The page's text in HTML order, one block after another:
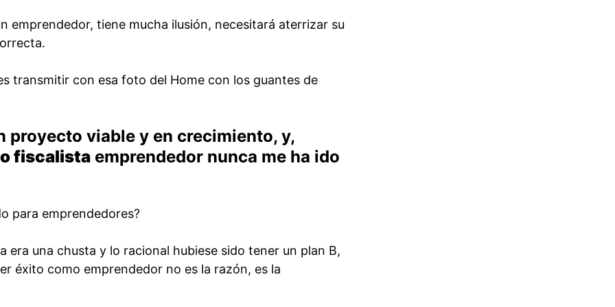
emprendedor, tiene mucha ilusión, necesitará aterrizar su
transmitir con esa foto del Home con los guantes de
proyecto viable y en crecimiento, y,
fiscalista emprendedor nunca me ha ido
para emprendedores?
era una chusta y lo racional hubiese sido tener un plan B,
éxito como emprendedor no es la razón, es la